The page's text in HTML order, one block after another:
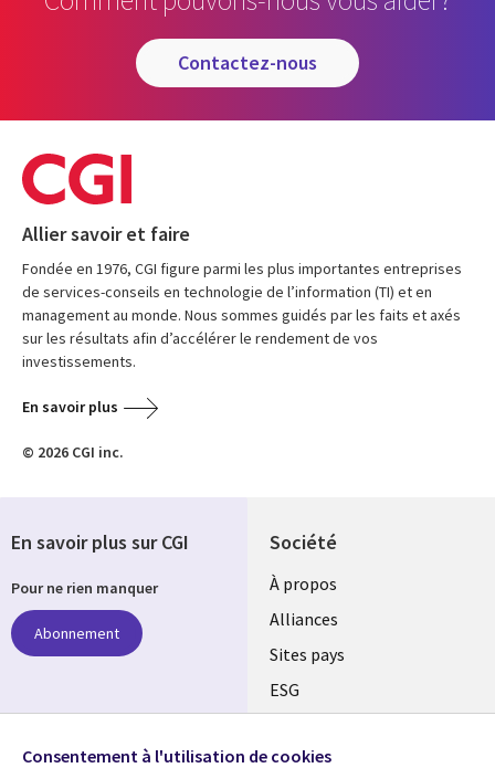
contactez-nous
Allier savoir et faire
Fondée en 1976, CGI figure parmi les plus importantes entreprises
de services-conseils en technologie de l’information (TI) et en
management au monde. Nous sommes guidés par les faits et axés
sur les résultats afin d’accélérer le rendement de vos
investissements.
En savoir plus
© 2026 CGI inc.
Société
À propos
Alliances
Sites pays
ESG
Fusions
En savoir plus sur CGI
Pour ne rien manquer
Abonnement
Suivez-nous
Consentement à l'utilisation de cookies